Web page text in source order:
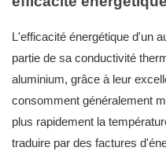
L'efficacité énergétique d'un
partie de sa conductivité
aluminium, grâce à leur
consomment généralement
plus rapidement la
traduire par des factures